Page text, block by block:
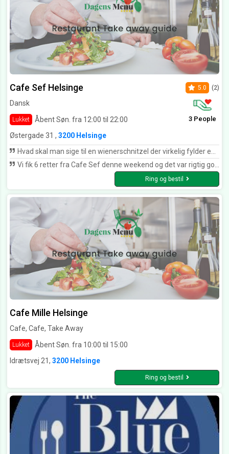
Cafe Sef Helsinge
Dansk
Lukket Åbent Søn. fra 12:00 til 22:00
5.0 (2)
3 People
Østergade 31 , 3200 Helsinge
Hvad skal man sige til en wienerschnitzel der virkelig fylder en hel tallerken med en lille fisk, peberrod, tyttebær og kartofler til...... Mums hvor var det en dejlig oplevelse. Tak for en god betjening og lækkert mad.
Vi fik 6 retter fra Cafe Sef denne weekend og det var rigtig godt. Bøffer som var rigtig saftige møre, med garniture stegt med bid i. Burger til børnene som var hjemme bagte. Det kunne ikke blive bedre. Vores varmeste anbefaling.
Ring og bestil
Cafe Mille Helsinge
Cafe, Cafe, Take Away
Lukket
Åbent Søn. fra 10:00 til 15:00
Idrætsvej 21, 3200 Helsinge
Ring og bestil